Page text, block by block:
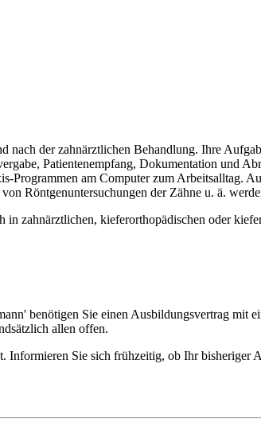
nach der zahnärztlichen Behandlung. Ihre
Patientenempfang, Dokumentation und
Programmen am Computer zum Arbeitsalltag.
Röntgenuntersuchungen der Zähne u. ä.
in zahnärztlichen, kieferorthopädischen oder
benötigen Sie einen Ausbildungsvertrag mit
allen offen.
Informieren Sie sich frühzeitig, ob Ihr